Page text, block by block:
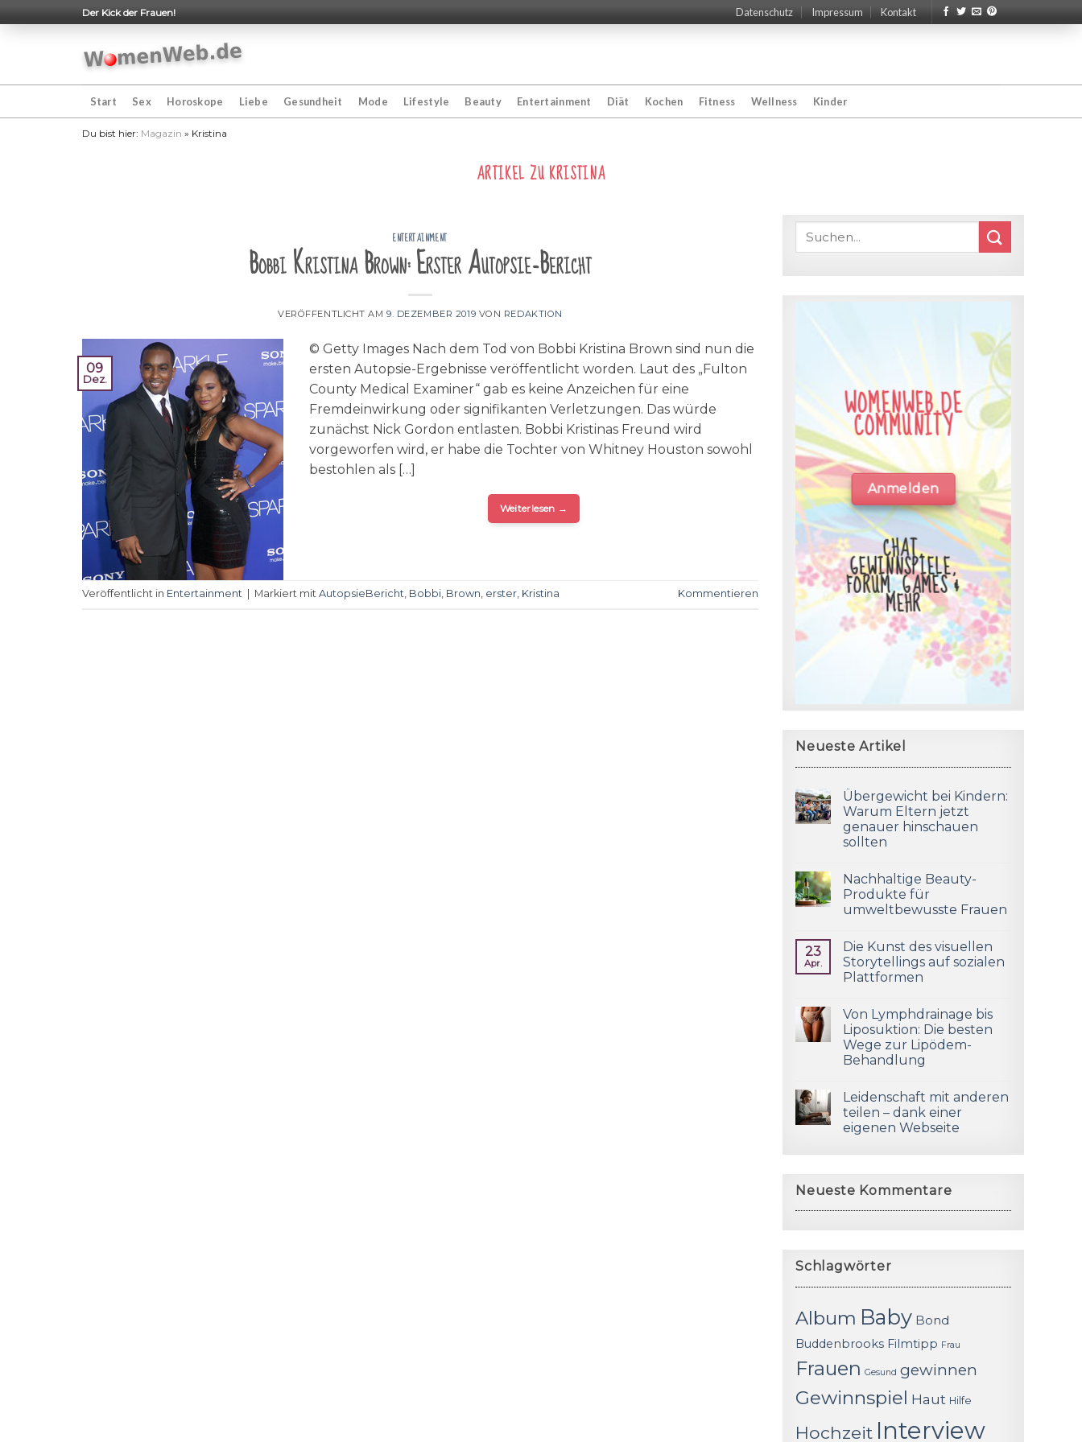
to
Der Kick der Frauen! Datenschutz Impressum Kontakt
Start Sex Horoskope Liebe Gesundheit Mode Lifestyle Beauty Entertainment Diät Kochen Fitness Wellness Kinder
Du bist hier: Magazin » Kristina
ARTIKEL ZUKRISTINA
ENTERTAINMENT
Bobbi Kristina Brown: Erster Autopsie-Bericht
VERÖFFENTLICHT AM9. DEZEMBER 2019 VON REDAKTION
09
Dez.
© Getty Images Nach dem Tod von Bobbi Kristina Brown sind nun die
ersten Autopsie-Ergebnisse veröffentlicht worden. Laut des „Fulton
County Medical Examiner“ gab es keine Anzeichen für eine
Fremdeinwirkung oder signifikanten Verletzungen. Das würde
zunächst Nick Gordon entlasten. Bobbi Kristinas Freund wird
vorgeworfen wird, er habe die Tochter von Whitney Houston sowohl
bestohlen als […]
Weiterlesen →
Veröffentlicht in Entertainment Markiert mit AutopsieBericht, Bobbi, Brown, erster, Kristina Kommentieren
WOMENWEB.DE
COMMUNITY
Anmelden
CHAT,
GEWINNSPIELE,
FORUM, GAMES &
MEHR
Neueste Artikel
Übergewicht bei Kindern:
Warum Eltern jetzt
genauer hinschauen
sollten
Nachhaltige Beauty-
Produkte für
umweltbewusste Frauen
23
Apr.
Die Kunst des visuellen
Storytellings auf sozialen
Plattformen
Von Lymphdrainage bis
Liposuktion: Die besten
Wege zur Lipödem-
Behandlung
Leidenschaft mit anderen
teilen – dank einer
eigenen Webseite
Neueste Kommentare
Schlagwörter
Album Baby Bond
Buddenbrooks Filmtipp Frau
Frauen Gesund gewinnen
Gewinnspiel Haut Hilfe
Hochzeit Interview